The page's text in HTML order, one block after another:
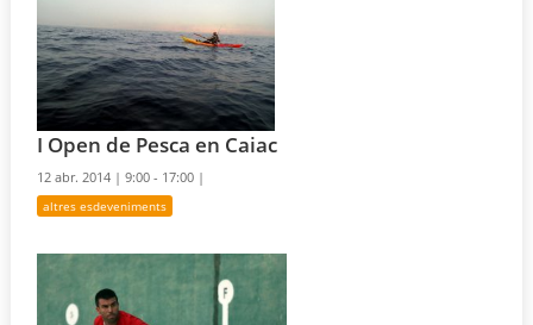
I Open de Pesca en Caiac
12 abr. 2014 |9:00 - 17:00 |
altres esdeveniments